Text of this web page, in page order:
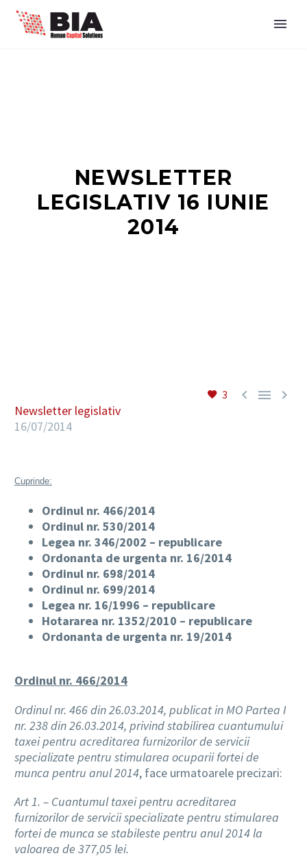
NEWSLETTER
LEGISLATIV 16 IUNIE
2014
3   
Newsletter legislativ
16/07/2014
Cuprinde:
Ordinul nr. 466/2014
Ordinul nr. 530/2014
Legea nr. 346/2002 – republicare
Ordonanta de urgenta nr. 16/2014
Ordinul nr. 698/2014
Ordinul nr. 699/2014
Legea nr. 16/1996 – republicare
Hotararea nr. 1352/2010 – republicare
Ordonanta de urgenta nr. 19/2014
Ordinul nr. 466/2014
Ordinul nr. 466 din 26.03.2014, publicat in MO Partea I
nr. 238 din 26.03.2014, privind stabilirea cuantumului
taxei pentru acreditarea furnizorilor de servicii
specializate pentru stimularea ocuparii fortei de
munca pentru anul 2014, face urmatoarele precizari:
Art 1. – Cuantumul taxei pentru acreditarea
furnizorilor de servicii specializate pentru stimularea
fortei de munca se stabileste pentru anul 2014 la
valoarea de 377,05 lei.